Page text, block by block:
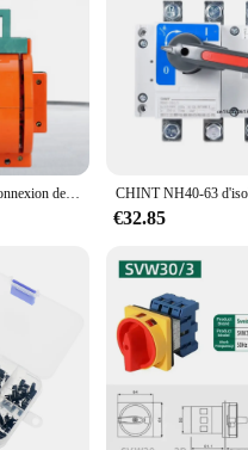
Commutateur de déconnexion de couteau à Double jet AC380V 160A 4P, couteaux de sécurité robustes livrés commutateurs de lame
€32.85